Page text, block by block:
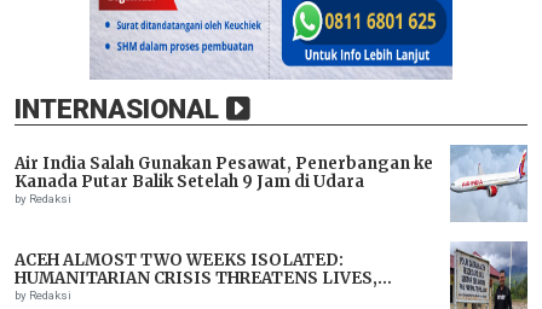
INTERNASIONAL
Air India Salah Gunakan Pesawat, Penerbangan ke
Kanada Putar Balik Setelah 9 Jam di Udara
by Redaksi
ACEH ALMOST TWO WEEKS ISOLATED:
HUMANITARIAN CRISIS THREATENS LIVES,
IMMEDIATE ASSISTANCE URGENTLY NEEDED
by Redaksi